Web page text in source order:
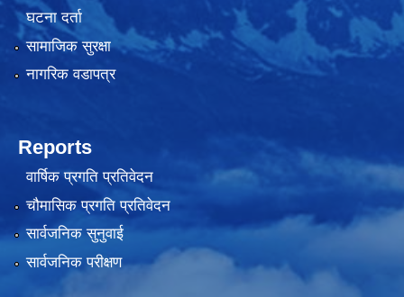
घटना दर्ता
सामाजिक सुरक्षा
नागरिक वडापत्र
Reports
वार्षिक प्रगति प्रतिवेदन
चौमासिक प्रगति प्रतिवेदन
सार्वजनिक सुनुवाई
सार्वजनिक परीक्षण